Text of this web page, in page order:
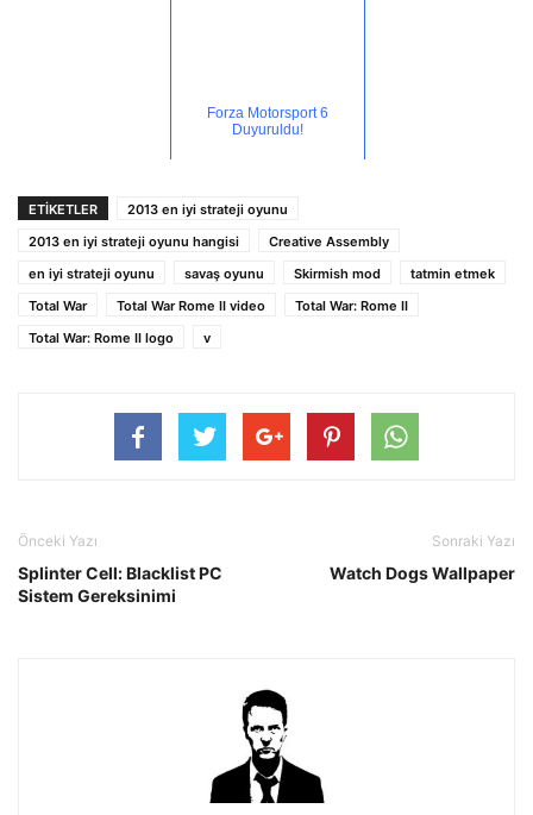
Forza Motorsport 6
Duyuruldu!
ETİKETLER
2013 en iyi strateji oyunu
2013 en iyi strateji oyunu hangisi
Creative Assembly
en iyi strateji oyunu
savaş oyunu Skirmish mod
tatmin etmek
Total War
Total War Rome II video
Total War: Rome II
Total War: Rome II logo
v
Önceki Yazı
Splinter Cell: Blacklist PC
Sistem Gereksinimi
Sonraki Yazı
Watch Dogs Wallpaper